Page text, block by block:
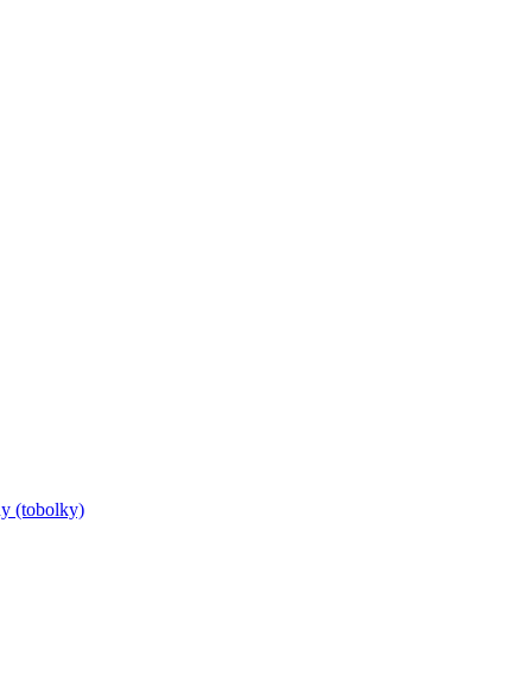
(tobolky)